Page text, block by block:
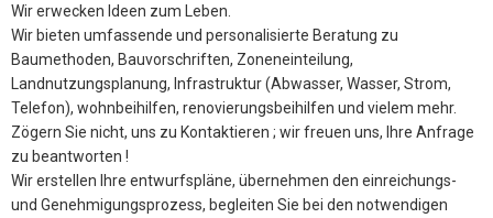
Wir erwecken Ideen zum Leben.
Wir bieten umfassende und personalisierte Beratung zu
Baumethoden, Bauvorschriften, Zoneneinteilung,
Landnutzungsplanung, Infrastruktur (Abwasser, Wasser, Strom,
Telefon), wohnbeihilfen, renovierungsbeihilfen und vielem mehr.
Zögern Sie nicht, uns zu Kontaktieren ; wir freuen uns, Ihre Anfrage
zu beantworten !
Wir erstellen Ihre entwurfspläne, übernehmen den einreichungs-
und Genehmigungsprozess, begleiten Sie bei den notwendigen